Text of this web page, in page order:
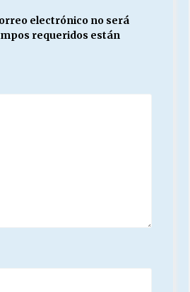
electrónico no será
requeridos están